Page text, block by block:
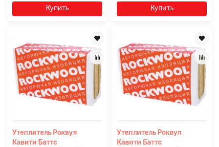
Купить Купить
Утеплитель Роквул
Кавити Баттс
Утеплитель Роквул
Кавити Баттс